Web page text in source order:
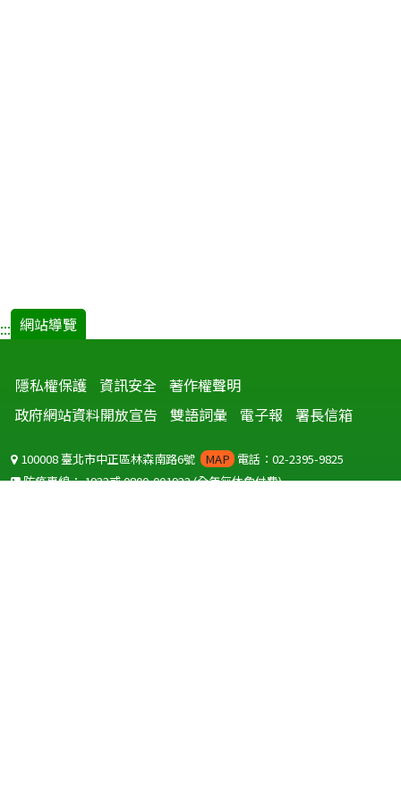
::: 網站導覽
隱私權保護 資訊安全 著作權聲明
政府網站資料開放宣告
雙語詞彙 電子報 署長信箱
100008 臺北市中正區林森南路6號 MAP 電話：02-2395-9825
防疫專線：1922或0800-001922(全年無休免付費)